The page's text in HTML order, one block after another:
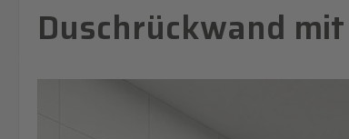
Duschrückwand